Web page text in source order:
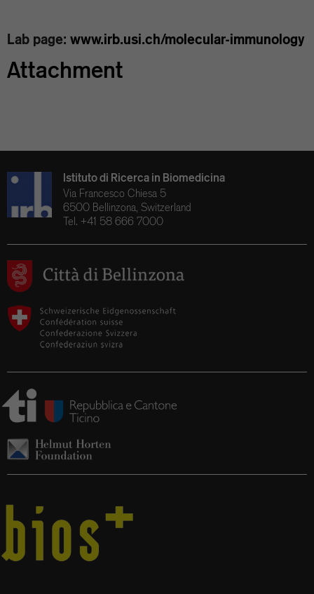
Lab page: www.irb.usi.ch/molecular-immunology
Attachment
Istituto di Ricerca in Biomedicina
Via Francesco Chiesa 5
6500 Bellinzona, Switzerland
Tel. +41 58 666 7000